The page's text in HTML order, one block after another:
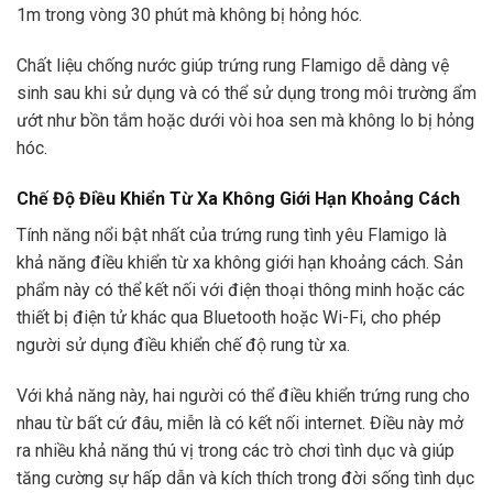
1m trong vòng 30 phút mà không bị hỏng hóc.
Chất liệu chống nước giúp trứng rung Flamigo dễ dàng vệ
sinh sau khi sử dụng và có thể sử dụng trong môi trường ẩm
ướt như bồn tắm hoặc dưới vòi hoa sen mà không lo bị hỏng
hóc.
Chế Độ Điều Khiển Từ Xa Không Giới Hạn Khoảng Cách
Tính năng nổi bật nhất của trứng rung tình yêu Flamigo là
khả năng điều khiển từ xa không giới hạn khoảng cách. Sản
phẩm này có thể kết nối với điện thoại thông minh hoặc các
thiết bị điện tử khác qua Bluetooth hoặc Wi-Fi, cho phép
người sử dụng điều khiển chế độ rung từ xa.
Với khả năng này, hai người có thể điều khiển trứng rung cho
nhau từ bất cứ đâu, miễn là có kết nối internet. Điều này mở
ra nhiều khả năng thú vị trong các trò chơi tình dục và giúp
tăng cường sự hấp dẫn và kích thích trong đời sống tình dục